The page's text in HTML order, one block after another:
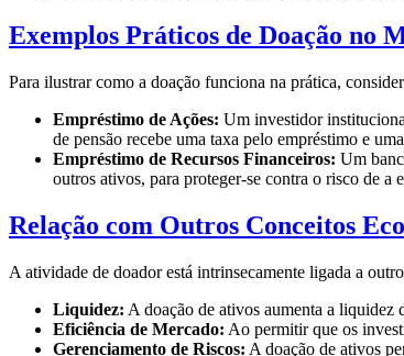
Exemplos Práticos de Doação no
Para ilustrar como a doação funciona na prática,
Empréstimo de Ações: Um investidor
de pensão recebe uma taxa pelo empréstimo e
Empréstimo de Recursos Financeiros: Um
outros ativos, para proteger-se contra o risco de a
Relação com Outros Conceitos
A atividade de doador está intrinsecamente ligada a
Liquidez: A doação de ativos aumenta a liquidez
Eficiência de Mercado: Ao permitir que os
Gerenciamento de Riscos: A doação de ativos